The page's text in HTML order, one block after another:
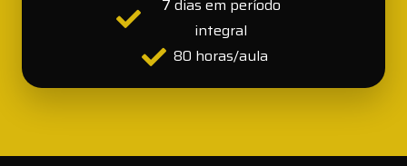
7 dias em período
integral
80 horas/aula